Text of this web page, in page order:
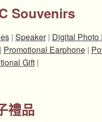
Souvenirs
| Speaker| Digital Photo
Promotional Earphone|
Gift|
禮品